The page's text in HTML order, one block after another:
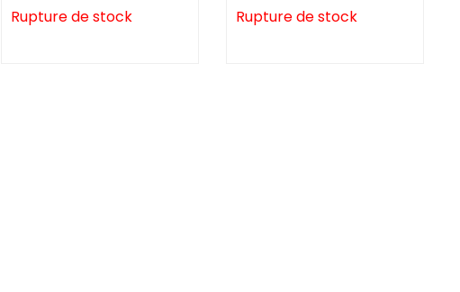
Rupture de stock Rupture de stock